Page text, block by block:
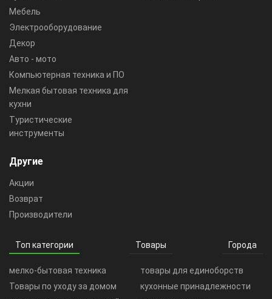
Мебель
Электрооборудование
Декор
Авто - мото
Компьютерная техника и ПО
Мелкая бытовая техника для
кухни
Туристические
инструменты
Другие
Акции
Возврат
Производители
Топ категории Товары Города
мелко-бытовая техника
Товары по уходу за домом
товары для единоборств
кухонные принадлежности